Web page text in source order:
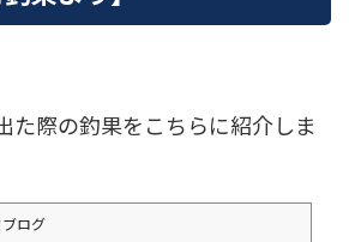
た際の釣果をこちらに紹介しま
ログ